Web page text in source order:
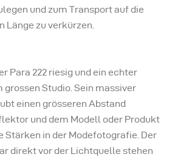
und zum Transport auf die
Länge zu verkürzen.
Para 222 riesig und ein echter
grossen Studio. Sein massiver
einen grösseren Abstand
und dem Modell oder Produkt
Stärken in der Modefotografie. Der
direkt vor der Lichtquelle stehen